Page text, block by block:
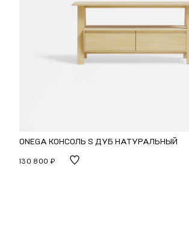
ONEGA КОНСОЛЬ S ДУБ НАТУРАЛЬНЫЙ
130 800 ₽